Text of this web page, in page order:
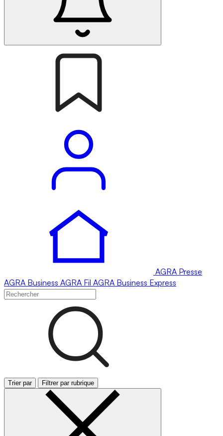
AGRA Presse
AGRA Business AGRA Fil AGRA Business Express
Trier par Filtrer par rubrique